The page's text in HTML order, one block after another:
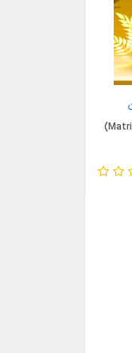
کراتین مو اپتی ماتریکس (Matrix)